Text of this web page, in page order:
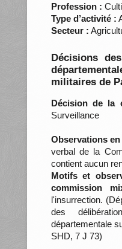
Profession :
Type d’activité :
Secteur :
Décisions
militaires de
Décision de la
Surveillance
Observations
verbal de la
contient aucun
Motifs et
commission
l'insurrection.
des
départementale
SHD, 7 J 73)